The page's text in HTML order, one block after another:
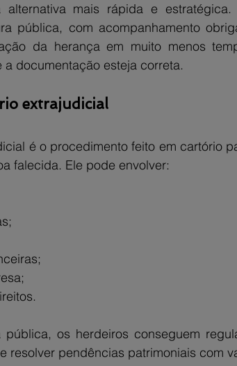
alternativa mais rápida e
pública, com acompanhamento
da herança em muito menos
documentação esteja correta.
extrajudicial
é o procedimento feito em cartório
falecida. Ele pode envolver:
pública, os herdeiros conseguem
resolver pendências patrimoniais com